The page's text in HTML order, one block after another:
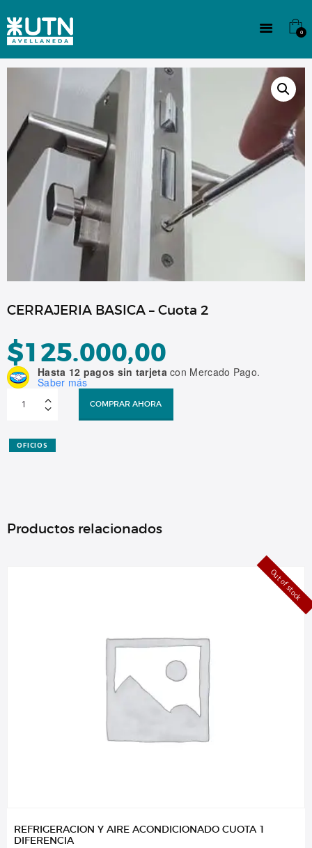
0
CULTURA
SEDE G. PANE (MITRE)
DOMÍNICO
CONTACTO
CERRAJERIA BASICA – Cuota 2
$125.000,00
Hasta 12 pagos sin tarjeta con Mercado Pago.
Saber más
BASICA
cantidad
COMPRAR AHORA
OFICIOS
Productos relacionados
Out of stock
REFRIGERACION Y AIRE ACONDICIONADO CUOTA 1
DIFERENCIA